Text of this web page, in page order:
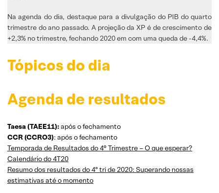
Na agenda do dia, destaque para a divulgação do PIB do quarto
trimestre do ano passado. A projeção da XP é de crescimento de
+2,3% no trimestre, fechando 2020 em com uma queda de -4,4%.
Tópicos do dia
Agenda de resultados
Taesa (TAEE11):após o fechamento
CCR (CCRO3): após o fechamento
Temporada de Resultados do 4° Trimestre – O que esperar?
Calendário do 4T20
Resumo dos resultados do 4º tri de 2020: Superando nossas
estimativas até o momento